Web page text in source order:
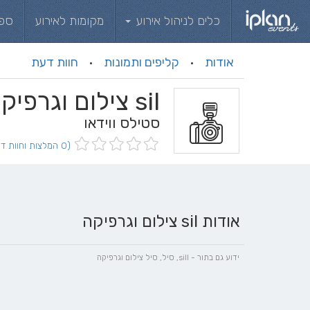
כלים לניהול אירוע מקומות לאירוע
אודות · קליפים ותמונות · חוות דעת
sil צילום וגרפיקה
סטילס ווידאו
(0 המלצות וחוות דעת)
אודות sil צילום וגרפיקה
ידוע גם בתור - sill, סיל, סיל צילום וגרפיקה